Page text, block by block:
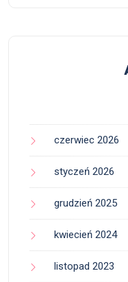
czerwiec 2026
styczeń 2026
grudzień 2025
kwiecień 2024
listopad 2023